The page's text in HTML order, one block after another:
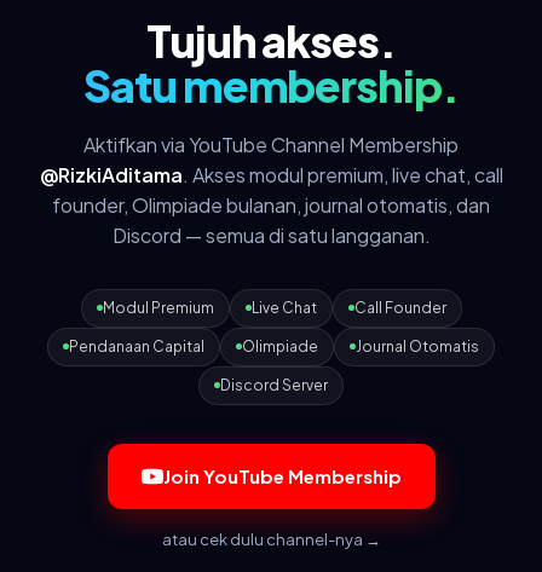
Tujuh akses.
Satu membership.
Aktifkan via YouTube Channel Membership
@RizkiAditama. Akses modul premium, live chat, call
founder, Olimpiade bulanan, journal otomatis, dan
Discord — semua di satu langganan.
Modul Premium Live Chat Call Founder
Pendanaan Capital Olimpiade Journal Otomatis
Discord Server
Join YouTube Membership
atau cek dulu channel-nya →